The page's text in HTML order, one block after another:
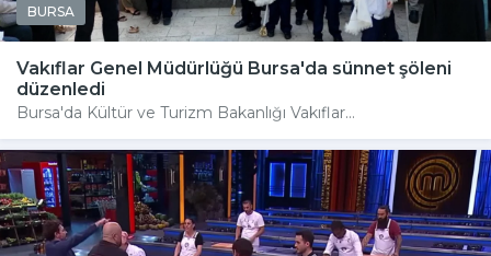
BURSA
Vakıflar Genel Müdürlüğü Bursa'da sünnet şöleni
düzenledi
Bursa'da Kültür ve Turizm Bakanlığı Vakıflar...